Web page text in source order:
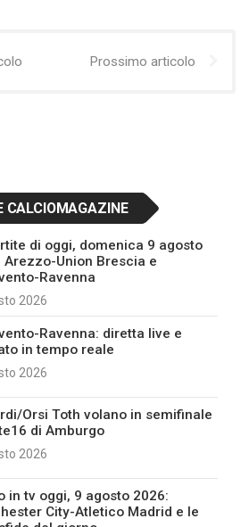
Prossimo articolo
CALCIOMAGAZINE
di oggi, domenica 9 agosto
Arezzo-Union Brescia e
Ravenna
2026
Ravenna: diretta live e
in tempo reale
2026
Orsi Toth volano in semifinale
di Amburgo
2026
in tv oggi, 9 agosto 2026:
City-Atletico Madrid e le